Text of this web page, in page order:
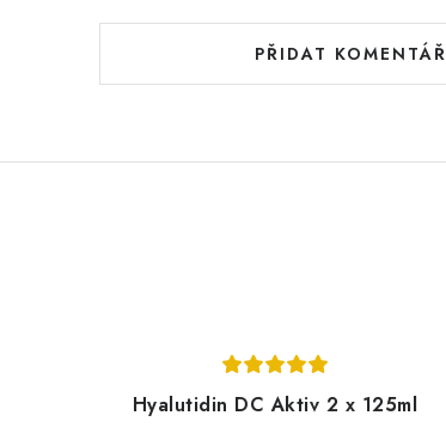
PŘIDAT KOMENTÁŘ
Hyalutidin DC Aktiv 2 x 125ml